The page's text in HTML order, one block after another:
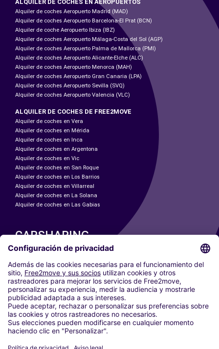
ALQUILER DE COCHES EN AEROPUERTOS
Alquiler de coches Aeropuerto Madrid (MAD)
Alquiler de coches Aeropuerto Barcelona-El Prat (BCN)
Alquiler de coche Aeropuerto Ibiza (IBZ)
Alquiler de coches Aeropuerto Málaga-Costa del Sol (AGP)
Alquiler de coches Aeropuerto Palma de Mallorca (PMI)
Alquiler de coches Aeropuerto Alicante-Elche (ALC)
Alquiler de coches Aeropuerto Menorca (MAH)
Alquiler de coches Aeropuerto Gran Canaria (LPA)
Alquiler de coches Aeropuerto Sevilla (SVQ)
Alquiler de coches Aeropuerto Valencia (VLC)
ALQUILER DE COCHES DE FREE2MOVE
Alquiler de coches en Vera
Alquiler de coches en Mérida
Alquiler de coches en Inca
Alquiler de coches en Argentona
Alquiler de coches en Vic
Alquiler de coches en San Roque
Alquiler de coches en Los Barrios
Alquiler de coches en Villarreal
Alquiler de coches en La Solana
Alquiler de coches en Las Gabias
CARSHARING
NUESTRAS CIUDADES
Paris
Madrid
Washington DC
Milán
Roma
Turín
Viena
Berlín
Düsseldorf